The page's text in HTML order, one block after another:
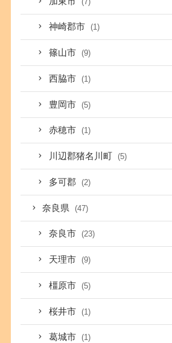
神崎郡市 (1)
篠山市 (9)
西脇市 (1)
豊岡市 (5)
赤穂市 (1)
川辺郡猪名川町 (5)
多可郡 (2)
奈良県 (47)
奈良市 (23)
天理市 (9)
橿原市 (5)
桜井市 (1)
葛城市 (1)